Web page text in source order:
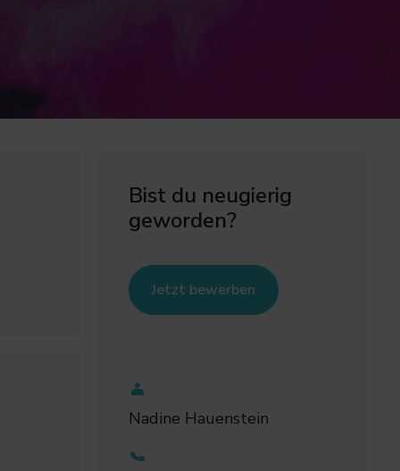
Bist du neugierig
geworden?
Jetzt bewerben
Nadine Hauenstein